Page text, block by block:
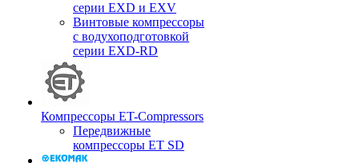
серии EXD и EXV
Винтовые компрессоры
с водухоподготовкой
серии EXD-RD
Компрессоры ET-Compressors
Передвижные
компрессоры ET SD